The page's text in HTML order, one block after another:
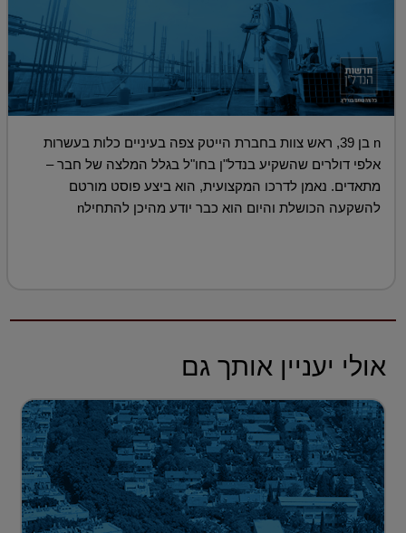
n בן 39, ראש צוות בחברת הייטק צפה בעיניים כלות בעשרות
אלפי דולרים שהשקיע בנדל"ן בחו"ל בגלל המלצה של חבר –
מתאדים. נאמן לדרכו המקצועית, הוא ביצע פוסט מורטם
להשקעה הכושלת והיום הוא כבר יודע מהיכן להתחילn
אולי יעניין אותך גם